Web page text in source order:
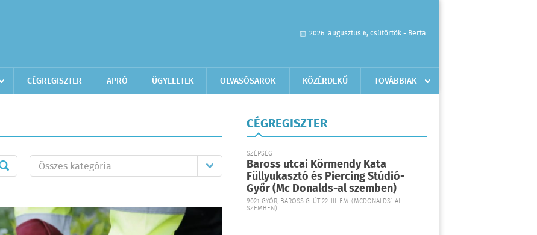
2026. augusztus 6, csütörtök - Berta
CÉGREGISZTER APRÓ ÜGYELETEK OLVASÓSAROK KÖZÉRDEKŰ TOVÁBBIAK
CÉGREGISZTER
SZÉPSÉG
Baross utcai Körmendy Kata
Füllyukasztó és Piercing Stúdió-
Győr (Mc Donalds-al szemben)
9021 GYŐR, BAROSS G. ÚT 22. III. EM. (MCDONALDS´-AL
SZEMBEN)